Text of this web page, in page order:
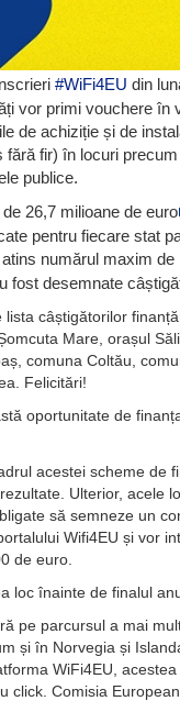
#WiFi4EU din
vor primi vouchere în
de achiziție și de
fără fir) în locuri precum
publice.
26,7 milioane de euro
pentru fiecare stat
numărul maxim de
fost desemnate
lista câștigătorilor
Mare, orașul
comuna Coltău,
Felicitări!
oportunitate de
acestei scheme de
Ulterior, acele
să semneze un
Wifi4EU și vor
de euro.
loc înainte de finalul
pe parcursul a mai
și în Norvegia și
WiFi4EU,
click. Comisia